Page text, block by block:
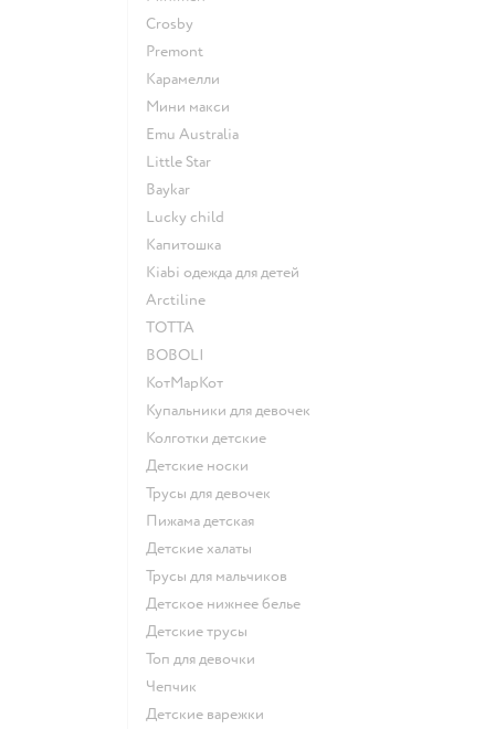
Crosby
Premont
Карамелли
Мини макси
Emu Australia
Little Star
Baykar
Lucky child
Капитошка
Kiabi одежда для детей
Arctiline
ТОТТА
BOBOLI
КотМарКот
Купальники для девочек
Колготки детские
Детские носки
Трусы для девочек
Пижама детская
Детские халаты
Трусы для мальчиков
Детское нижнее белье
Детские трусы
Топ для девочки
Чепчик
Детские варежки